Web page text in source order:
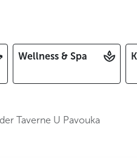
Wellness & Spa
Taverne U Pavouka